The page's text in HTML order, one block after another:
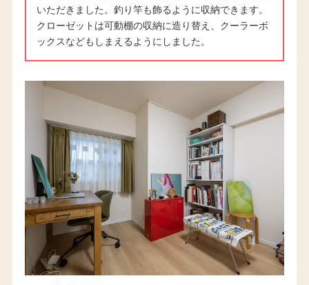
いただきました。釣り竿も飾るように収納できます。
クローゼットは可動棚の収納に造り替え、クーラーボ
ックスなどもしまえるようにしました。